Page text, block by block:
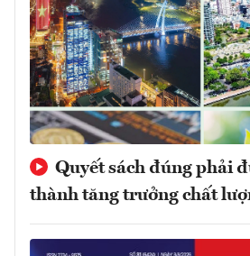
Quyết sách đúng phải
thành tăng trưởng chất